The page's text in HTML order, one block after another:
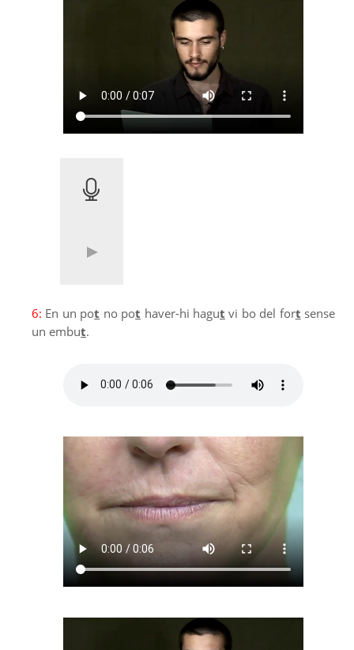
6: En un pot no pot haver-hi hagut vi bo del fort sense
un embut.